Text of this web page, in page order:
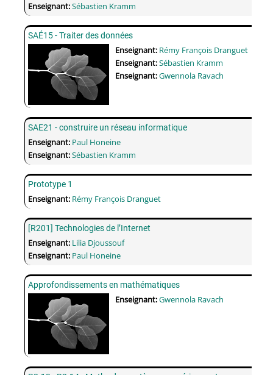
Enseignant:Sébastien Kramm
SAÉ15 - Traiter des données
Enseignant: Rémy François Dranguet
Enseignant:Sébastien Kramm
Enseignant:Gwennola Ravach
SAE21 - construire un réseau informatique
Enseignant: Paul Honeine
Enseignant:Sébastien Kramm
Prototype 1
Enseignant: Rémy François Dranguet
[R201] Technologies de l’Internet
Enseignant: Lilia Djoussouf
Enseignant: Paul Honeine
Approfondissements en mathématiques
Enseignant:Gwennola Ravach